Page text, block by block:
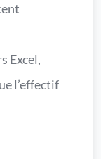
Excel,
l’effectif